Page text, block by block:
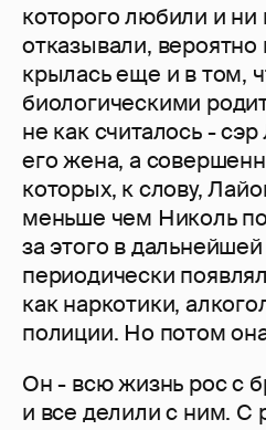
которого любили и ни
отказывали, вероятно
крылась еще и в том,
биологическими
не как считалось -
его жена, а
которых, к слову,
меньше чем Николь
за этого в
периодически
как наркотики,
полиции. Но потом
Он - всю жизнь рос с
и все делили с ним. С